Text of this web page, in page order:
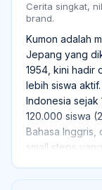
Cerita singkat,
brand.
Kumon adalah
Jepang yang
1954, kini hadir
lebih siswa
Indonesia
120.000 siswa
Bahasa Inggris,
small steps
usia atau